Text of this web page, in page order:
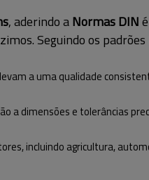
, aderindo aNormas DIN
Seguindo os
a uma qualidade
a dimensões e tolerâncias
incluindo agricultura,